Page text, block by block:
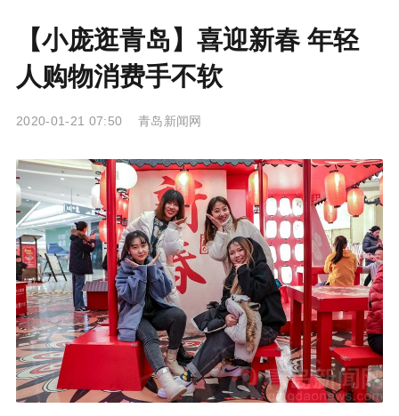
【小庞逛青岛】喜迎新春 年轻
人购物消费手不软
2020-01-21 07:50 青岛新闻网